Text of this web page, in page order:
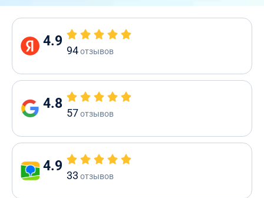
4.9
94отзывов
4.8
57отзывов
4.9
33 отзывов